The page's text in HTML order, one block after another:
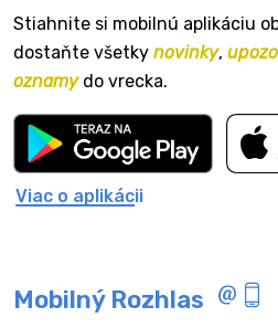
Stiahnite si mobilnú aplikáciu
dostaňte všetky novinky,
oznamydo vrecka.
Viac o aplikácii
Mobilný Rozhlas